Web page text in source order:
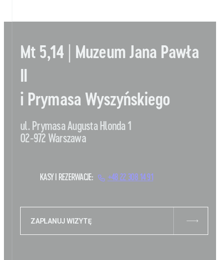
Mt 5,14 | Muzeum Jana Pawła
i Prymasa Wyszyńskiego
ul. Prymasa Augusta Hlonda 1
02-972 Warszawa
KASY I REZERWACJE: +48 22 308 14 91
ZAPLANUJ WIZYTĘ